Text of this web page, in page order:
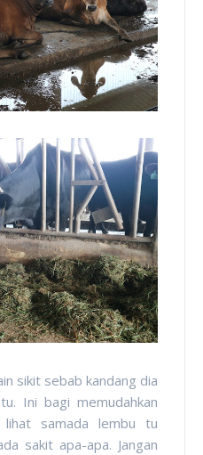
sikit sebab kandang dia
Ini bagi memudahkan
lihat samada lembu tu
sakit apa-apa. Jangan